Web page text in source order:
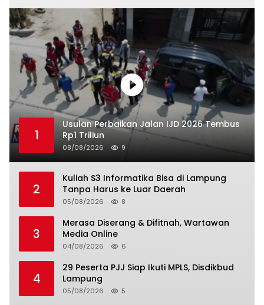
1
Usulan Perbaikan Jalan IJD 2026 Tembus
Rp1 Triliun
08/08/2026 9
2
Kuliah S3 Informatika Bisa di Lampung
Tanpa Harus ke Luar Daerah
05/08/2026 8
3
Merasa Diserang & Difitnah, Wartawan
Media Online
04/08/2026 6
4
29 Peserta PJJ Siap Ikuti MPLS, Disdikbud
Lampung
05/08/2026 5